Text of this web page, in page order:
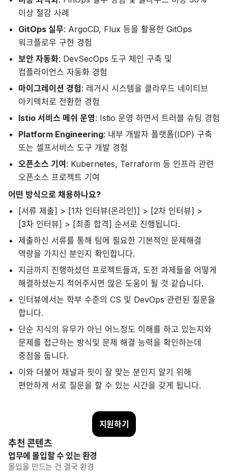
이상 절감 사례
GitOps 실무: ArgoCD, Flux 등을 활용한 GitOps
워크플로우 구현 경험
보안 자동화: DevSecOps 도구 체인 구축 및
컴플라이언스 자동화 경험
마이그레이션 경험: 레거시 시스템을 클라우드 네이티브
아키텍처로 전환한 경험
Istio 서비스 메쉬 운영: Istio 운영 하면서 트러블 슈팅 경험
Platform Engineering: 내부 개발자 플랫폼(IDP) 구축
또는 셀프서비스 도구 개발 경험
오픈소스 기여 : Kubernetes, Terraform 등 인프라 관련
오픈소스 프로젝트 기여
어떤 방식으로 채용하나요?
[서류 제출] > [1차 인터뷰(온라인)] > [2차 인터뷰] >
[3차 인터뷰] > [최종 합격] 순서로 진행됩니다.
제출하신 서류를 통해 팀에 필요한 기본적인 문제해결
역량을 가지신 분인지 확인합니다.
지금까지 진행하셨던 프로젝트들과, 도전 과제들을 어떻게
해결하셨는지 적어주시면 많은 도움이 될 것 같습니다.
인터뷰에서는 학부 수준의 CS 및 DevOps 관련된 질문을
합니다.
단순 지식의 유무가 아닌 어느정도 이해를 하고 있는지와
문제를 접근하는 방식및 문제 해결 능력을 확인하는데
중점을 둡니다.
이와 더불어 채널과 핏이 잘 맞는 분인지 알기 위해
편안하게 서로 질문을 할 수 있는 시간을 갖게 됩니다.
지원하기
추천 콘텐츠
업무에 몰입할 수 있는 환경
몰입을 만드는 건 결국 환경